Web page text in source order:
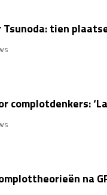
Tsunoda: tien
complotdenkers:
na